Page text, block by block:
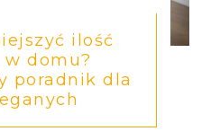
ilość
w domu?
poradnik dla